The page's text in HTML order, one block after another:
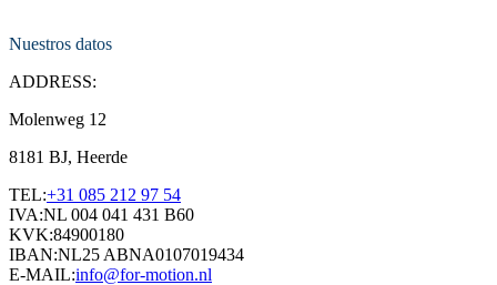
Nuestros datos
ADDRESS:
Molenweg 12
8181 BJ, Heerde
TEL:+31 085 212 97 54
IVA:NL 004 041 431 B60
KVK:84900180
IBAN:NL25 ABNA0107019434
E-MAIL:info@for-motion.nl